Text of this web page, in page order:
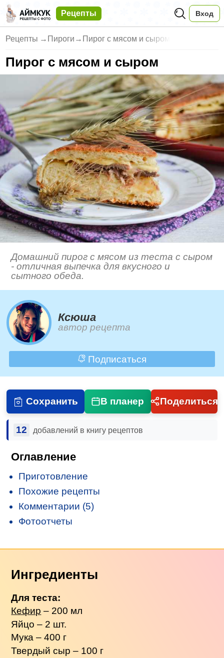
Рецепты Вход
Рецепты → Пироги → Пирог с мясом и сыром
Пирог с мясом и сыром
Домашний пирог с мясом из теста с сыром
- отличная выпечка для вкусного и
сытного обеда.
Ксюша
автор рецепта
Подписаться
Сохранить В планер Поделиться
12 добавлений в книгу рецептов
Оглавление
Приготовление
Похожие рецепты
Комментарии (5)
Фотоотчеты
Ингредиенты
Для теста:
Кефир – 200 мл
Яйцо – 2 шт.
Мука – 400 г
Твердый сыр – 100 г